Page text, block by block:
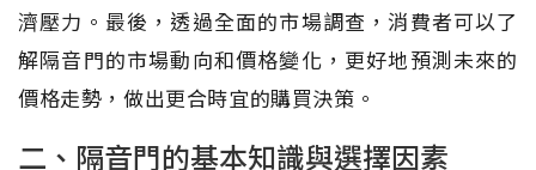
濟壓力。最後，透過全面的市場調查，消費者可以了
解隔音門的市場動向和價格變化，更好地預測未來的
價格走勢，做出更合時宜的購買決策。
二、隔音門的基本知識與選擇因素